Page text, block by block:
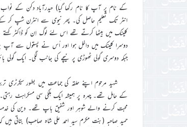
انٹر تک تعلیم حاصل کی۔ پھر نیوی سے انٹرن شپ کر
دوسرا کلینک میں داخل ہوا اور اُس نے پستول سے آپ
جبکہ دوسری گولی ٹھوڑی پر نیچے کی جانب لگی۔ ایک گولی
شہید مرحوم اپنے حلقہ کی جماعت میں بطور
کے حامل تھے۔ چہرہ پر ہمیشہ ایک ہلکی سی مسکراہٹ
محبت کرنے والے شوہر اور شفیق باپ تھے۔ دین کی
حمید صاحبہ (بنت مکرم سید احمد علی شاہ صاحب) بتاتی